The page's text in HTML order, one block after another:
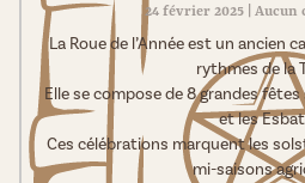
24 février 2025 Aucun
La Roue de l’Année est un ancien
rythmes de la
Elle se compose de 8 grandes
et les
Ces célébrations marquent les
mi-saisons